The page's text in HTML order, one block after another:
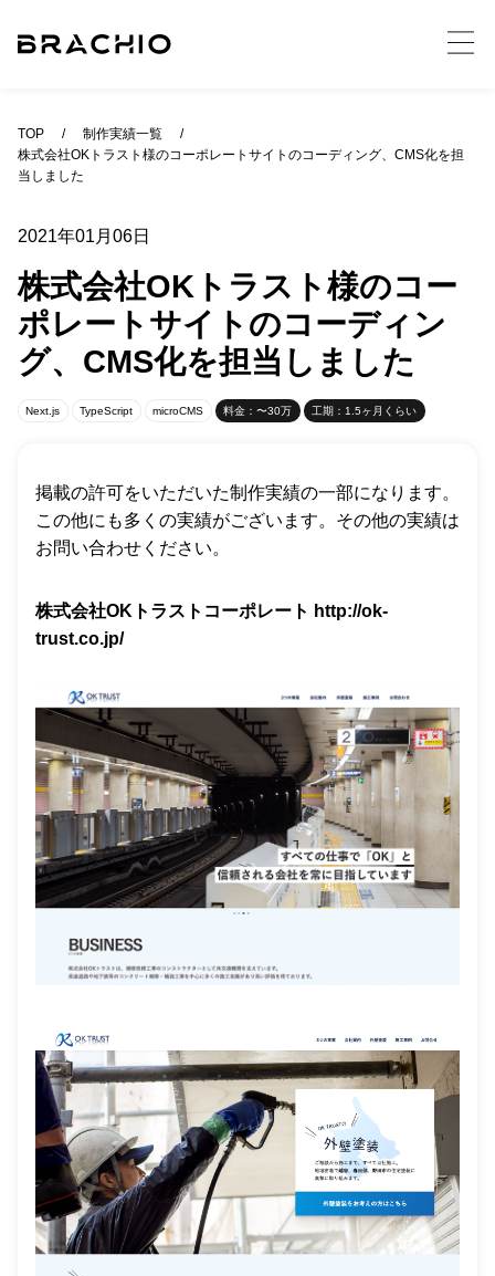
TOP
制作実績一覧
株式会社OKトラスト様のコーポレートサイトのコーディング、CMS化を担
当しました
2021年01月06日
株式会社OKトラスト様のコー
ポレートサイトのコーディン
グ、CMS化を担当しました
Next.js TypeScript microCMS 料金：〜30万 工期： 1.5ヶ月 くらい
掲載の許可をいただいた制作実績の一部になります。
この他にも多くの実績がございます。その他の実績は
お問い合わせください。
株式会社OKトラストコーポレート http://ok-
trust.co.jp/